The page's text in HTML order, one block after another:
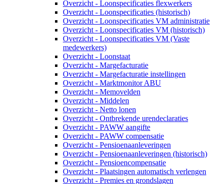
Overzicht - Loonspecificaties flexwerkers
Overzicht - Loonspecificaties (historisch)
Overzicht - Loonspecificaties VM administratie
Overzicht - Loonspecificaties VM (historisch)
Overzicht - Loonspecificaties VM (Vaste
medewerkers)
Overzicht - Loonstaat
Overzicht - Margefacturatie
Overzicht - Margefacturatie instellingen
Overzicht - Marktmonitor ABU
Overzicht - Memovelden
Overzicht - Middelen
Overzicht - Netto lonen
Overzicht - Ontbrekende urendeclaraties
Overzicht - PAWW aangifte
Overzicht - PAWW compensatie
Overzicht - Pensioenaanleveringen
Overzicht - Pensioenaanleveringen (historisch)
Overzicht - Pensioencompensatie
Overzicht - Plaatsingen automatisch verlengen
Overzicht - Premies en grondslagen